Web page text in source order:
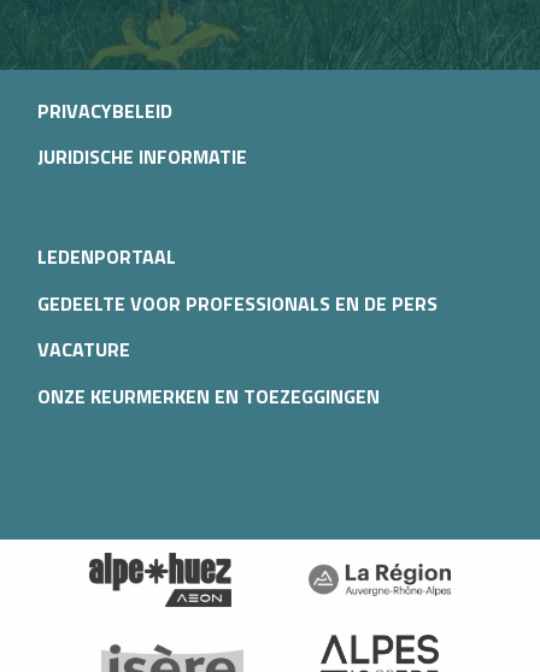
PRIVACYBELEID
JURIDISCHE INFORMATIE
LEDENPORTAAL
GEDEELTE VOOR PROFESSIONALS EN DE PERS
VACATURE
ONZE KEURMERKEN EN TOEZEGGINGEN